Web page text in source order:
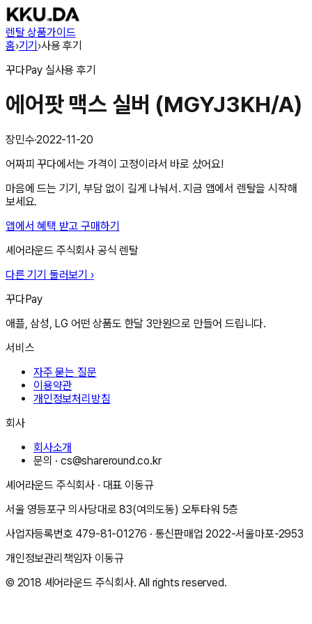
렌탈 상품가이드
홈›기기›사용 후기
꾸다Pay 실사용 후기
에어팟 맥스 실버 (MGYJ3KH/A)
장민수·2022-11-20
어짜피 꾸다에서는 가격이 고정이라서 바로 샀어요!
마음에 드는 기기, 부담 없이 길게 나눠서. 지금 앱에서 렌탈을 시작해
보세요.
앱에서 혜택 받고 구매하기
셰어라운드 주식회사 공식 렌탈
다른 기기 둘러보기 ›
꾸다Pay
애플, 삼성, LG 어떤 상품도 한달 3만원으로 만들어 드립니다.
서비스
자주 묻는 질문
이용약관
개인정보처리방침
회사
회사소개
문의 ·cs@shareround.co.kr
셰어라운드 주식회사 · 대표 이동규
서울 영등포구 의사당대로 83(여의도동) 오투타워 5층
사업자등록번호 479-81-01276 · 통신판매업2022-서울마포-2953
개인정보관리책임자 이동규
© 2018 셰어라운드 주식회사. All rights reserved.